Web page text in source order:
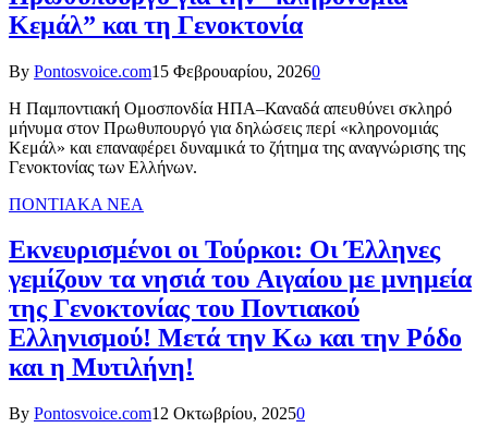
Κεμάλ” και τη Γενοκτονία
By Pontosvoice.com15 Φεβρουαρίου, 20260
Η Παμποντιακή Ομοσπονδία ΗΠΑ–Καναδά απευθύνει σκληρό
μήνυμα στον Πρωθυπουργό για δηλώσεις περί «κληρονομιάς
Κεμάλ» και επαναφέρει δυναμικά το ζήτημα της αναγνώρισης της
Γενοκτονίας των Ελλήνων.
ΠΟΝΤΙΑΚΑ ΝΕΑ
Εκνευρισμένοι οι Τούρκοι: Οι Έλληνες
γεμίζουν τα νησιά του Αιγαίου με μνημεία
της Γενοκτονίας του Ποντιακού
Ελληνισμού! Mετά την Κω και την Ρόδο
και η Μυτιλήνη!
By Pontosvoice.com12 Οκτωβρίου, 20250